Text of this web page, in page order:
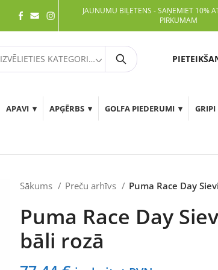
JAUNUMU BIĻETENS - SAŅEMIET 10%
PIRKUMAM
IZVĒLIETIES KATEGORIJU Meklēt
APAVI APĢĒRBS GOLFA PIEDERUMI
Sākums Preču arhīvs Puma Race Day
Puma Race Day
bāli rozā